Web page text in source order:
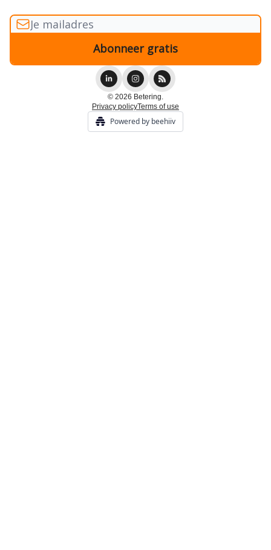
© 2026 Betering.
Privacy policyTerms of use
Powered by beehiiv